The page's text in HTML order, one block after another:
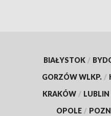
BIAŁYSTOK /
GORZÓW WLKP. /
KRAKÓW / LUBLIN
OPOLE /